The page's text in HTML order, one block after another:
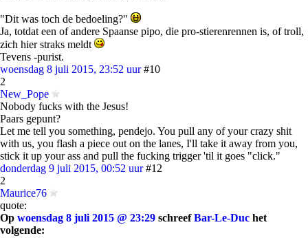
"Dit was toch de bedoeling?"
Ja, totdat een of andere Spaanse pipo, die pro-stierenrennen is, of troll,
zich hier straks meldt
Tevens -purist.
woensdag 8 juli 2015, 23:52 uur #10
2
New_Pope
Nobody fucks with the Jesus!
Paars gepunt?
Let me tell you something, pendejo. You pull any of your crazy shit
with us, you flash a piece out on the lanes, I'll take it away from you,
stick it up your ass and pull the fucking trigger 'til it goes "click."
donderdag 9 juli 2015, 00:52 uur #12
2
Maurice76
quote:
Op woensdag 8 juli 2015 @ 23:29 schreefBar-Le-Duc het
volgende: